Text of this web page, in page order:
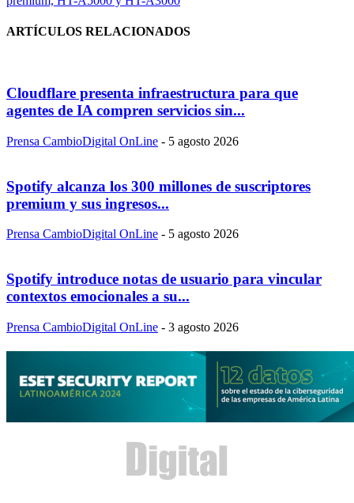
ARTÍCULOS RELACIONADOS
Cloudflare presenta infraestructura para que
agentes de IA compren servicios sin...
Prensa CambioDigital OnLine - 5 agosto 2026
Spotify alcanza los 300 millones de suscriptores
premium y sus ingresos...
Prensa CambioDigital OnLine - 5 agosto 2026
Spotify introduce notas de usuario para vincular
contextos emocionales a su...
Prensa CambioDigital OnLine - 3 agosto 2026